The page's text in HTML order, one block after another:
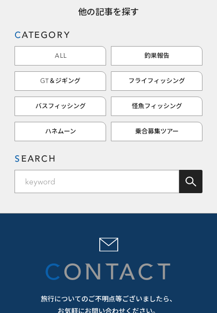
他の記事を探す
CATEGORY
ALL 釣果報告
GT＆ジギング フライフィッシング
バスフィッシング 怪魚フィッシング
ハネムーン 乗合募集ツアー
SEARCH
CONTACT
旅行についてのご不明点等ございましたら、